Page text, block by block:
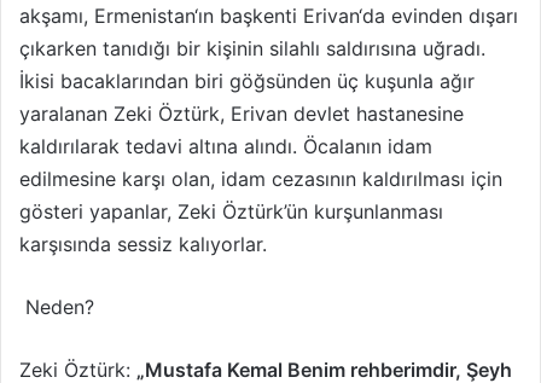
akşamı, Ermenistan‘ın başkenti Erivan‘da evinden dışarı
çıkarken tanıdığı bir kişinin silahlı saldırısına uğradı.
İkisi bacaklarından biri göğsünden üç kuşunla ağır
yaralanan Zeki Öztürk, Erivan devlet hastanesine
kaldırılarak tedavi altına alındı. Öcalanın idam
edilmesine karşı olan, idam cezasının kaldırılması için
gösteri yapanlar, Zeki Öztürk’ün kurşunlanması
karşısında sessiz kalıyorlar.
Neden?
Zeki Öztürk: „Mustafa Kemal Benim rehberimdir, Şeyh